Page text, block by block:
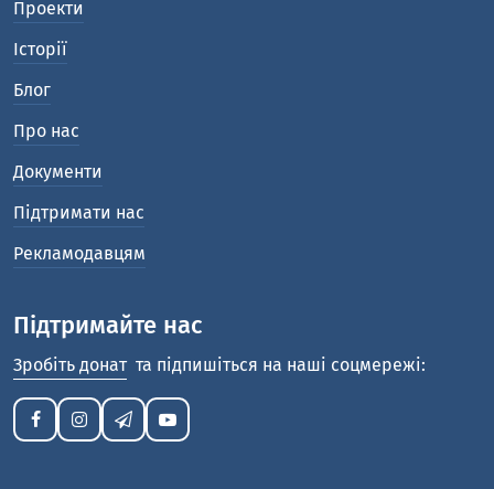
Проекти
Історії
Блог
Про нас
Документи
Підтримати нас
Рекламодавцям
Підтримайте нас
Зробіть донат та підпишіться на наші соцмережі: